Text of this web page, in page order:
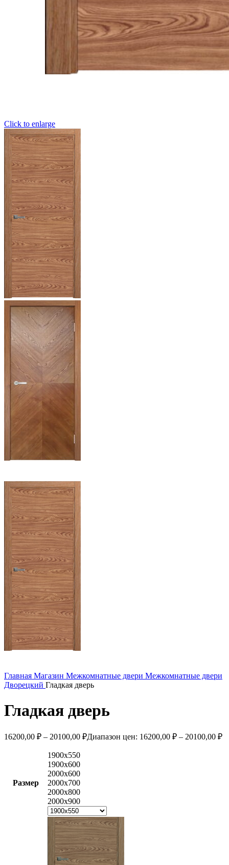
Click to enlarge
Главная Магазин Межкомнатные двери Межкомнатные двери
Дворецкий Гладкая дверь
Гладкая дверь
16200,00 ₽ – 20100,00 ₽Диапазон цен: 16200,00 ₽ – 20100,00 ₽
Размер
1900х550
1900х600
2000х600
2000х700
2000х800
2000х900